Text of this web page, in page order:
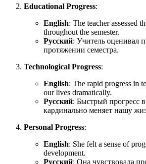
Educational Progress:
English: The teacher assessed
throughout the semester.
Русский: Учитель оценивал
протяжении семестра.
Technological Progress:
English: The rapid progress in
our lives dramatically.
Русский: Быстрый прогресс
кардинально меняет нашу
Personal Progress:
English: She felt a sense of
development.
Русский: Она чувствовала